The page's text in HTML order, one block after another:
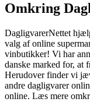
Omkring
DagligvarerNettet
valg af online
vinbutikker! Vi har
danske marked for, at
Herudover finder vi
andre dagligvarer
online. Læs mere